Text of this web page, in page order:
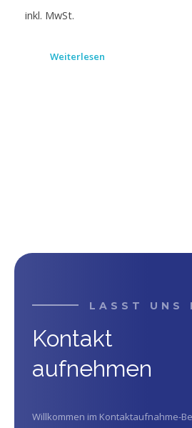
inkl. MwSt.
Weiterlesen
LASST UNS
Kontakt
aufnehmen
Willkommen im Kontaktaufnahme-